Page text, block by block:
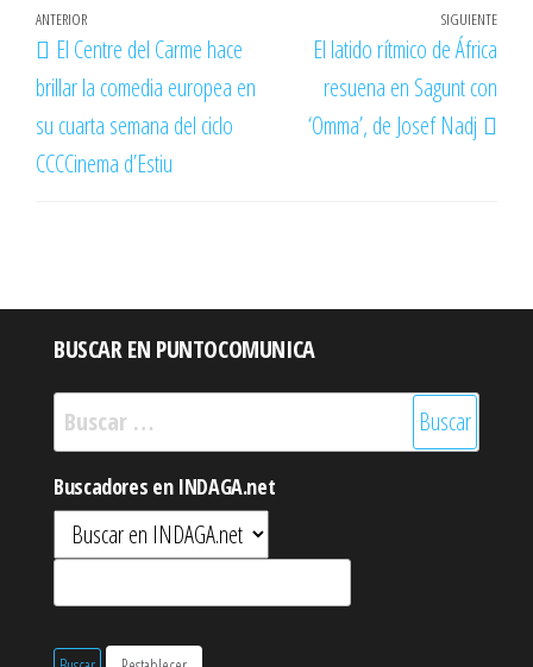
Navegación
de
entradas
Entrada
anterior
ANTERIOR
El Centre del Carme hace
brillar la comedia europea en
su cuarta semana del ciclo
CCCCinema d’Estiu
SIGUIENTE
El latido rítmico de África
resuena en Sagunt con
‘Omma’, de Josef Nadj
BUSCAR EN PUNTOCOMUNICA
Buscar:
Buscadores en INDAGA.net